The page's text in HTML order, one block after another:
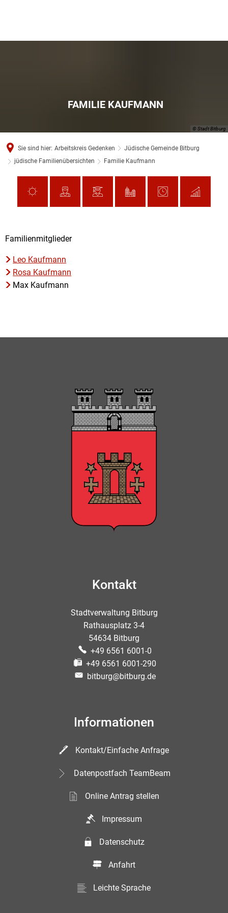
© Stadt Bitburg
FAMILIE KAUFMANN
Sie sind hier: Arbeitskreis Gedenken
Jüdische Gemeinde Bitburg
jüdische Familienübersichten
Familie Kaufmann
Familie
Kaufmann
Familienmitglieder
Leo Kaufmann
Rosa Kaufmann
Max Kaufmann
Kontakt
Stadtverwaltung Bitburg
Rathausplatz 3-4
54634 Bitburg
+49 6561 6001-0
+49 6561 6001-290
bitburg@bitburg.de
Informationen
Kontakt/Einfache Anfrage
Datenpostfach TeamBeam
Online Antrag stellen
Impressum
Datenschutz
Anfahrt
Leichte Sprache